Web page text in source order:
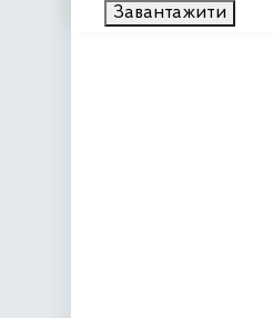
Завантажити